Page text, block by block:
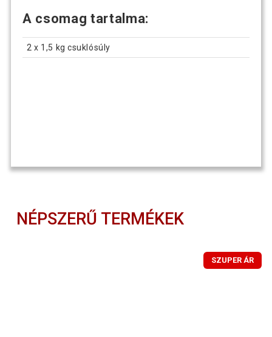
A csomag tartalma:
2 x 1,5 kg csuklósúly
NÉPSZERŰ TERMÉKEK
SZUPER ÁR